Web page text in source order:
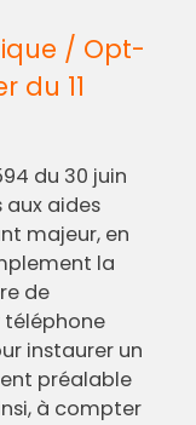
/ Opt-
du 11
du 30 juin
aides
majeur, en
la
de
instaurer un
préalable
à compter